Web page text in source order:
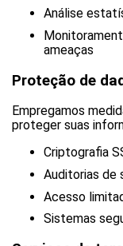
Análise
ameaças
Proteção de
Empregamos
proteger suas
Criptografia
Auditorias de
Acesso
Sistemas